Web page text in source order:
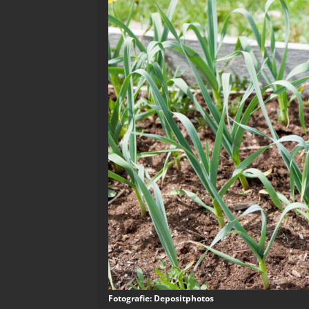
Fotografie: Depositphotos